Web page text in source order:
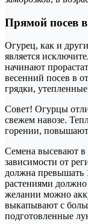
Прямой посев
Огурец, как и
является
начинают
весенний посев в
грядки,
Совет! Огурцы
свежем навозе.
горении,
Семена высевают в
зависимости от
должна превышать
растениями
желании можно
выкапывают с
подготовленные